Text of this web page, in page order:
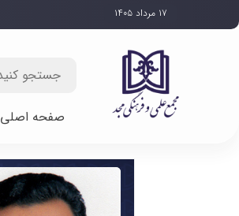
۱۷ مرداد ۱۴۰۵
صفحه اصلی